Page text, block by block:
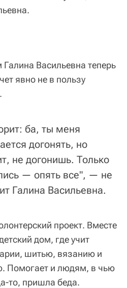
Васильевна теперь
явно не в пользу
ба, ты меня
догонять, но
не догонишь. Только
— опять все", — не
Галина Васильевна.
проект. Вместе
дом, где учит
шитью, вязанию и
Помогает и людям, в чью
то, пришла беда.